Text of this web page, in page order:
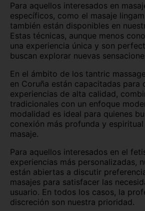
Para aquellos interesados en
específicos, como el masaje
también están disponibles en
Estas técnicas, aunque menos
una experiencia única y son
buscan explorar nuevas
En el ámbito de los tantric
en Coruña están capacitadas para
experiencias de alta calidad,
tradicionales con un enfoque
modalidad es ideal para quienes
conexión más profunda y
masaje.
Para aquellos interesados en el
experiencias más personalizadas,
están abiertas a discutir
masajes para satisfacer las
usuario. En todos los casos, la
discreción son nuestra prioridad.